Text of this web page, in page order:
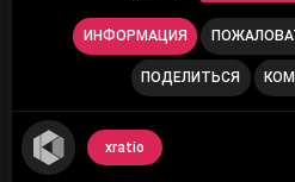
ИНФОРМАЦИЯ
ПОДЕЛИТЬСЯ
xratio